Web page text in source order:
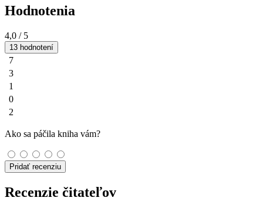
Hodnotenia
4,0 / 5
13 hodnotení
7
3
1
0
2
Ako sa páčila kniha vám?
Pridať recenziu
Recenzie čitateľov